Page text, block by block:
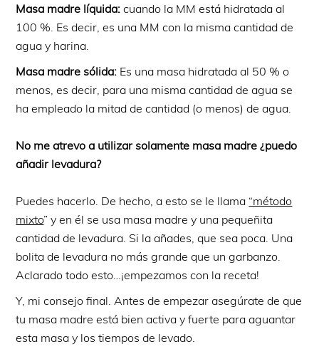
Masa madre líquida: cuando la MM está hidratada al
100 %. Es decir, es una MM con la misma cantidad de
agua y harina.
Masa madre sólida: Es una masa hidratada al 50 % o
menos, es decir, para una misma cantidad de agua se
ha empleado la mitad de cantidad (o menos) de agua.
No me atrevo a utilizar solamente masa madre ¿puedo
añadir levadura?
Puedes hacerlo. De hecho, a esto se le llama “método
mixto” y en él se usa masa madre y una pequeñita
cantidad de levadura. Si la añades, que sea poca. Una
bolita de levadura no más grande que un garbanzo.
Aclarado todo esto…¡empezamos con la receta!
Y, mi consejo final. Antes de empezar asegúrate de que
tu masa madre está bien activa y fuerte para aguantar
esta masa y los tiempos de levado.